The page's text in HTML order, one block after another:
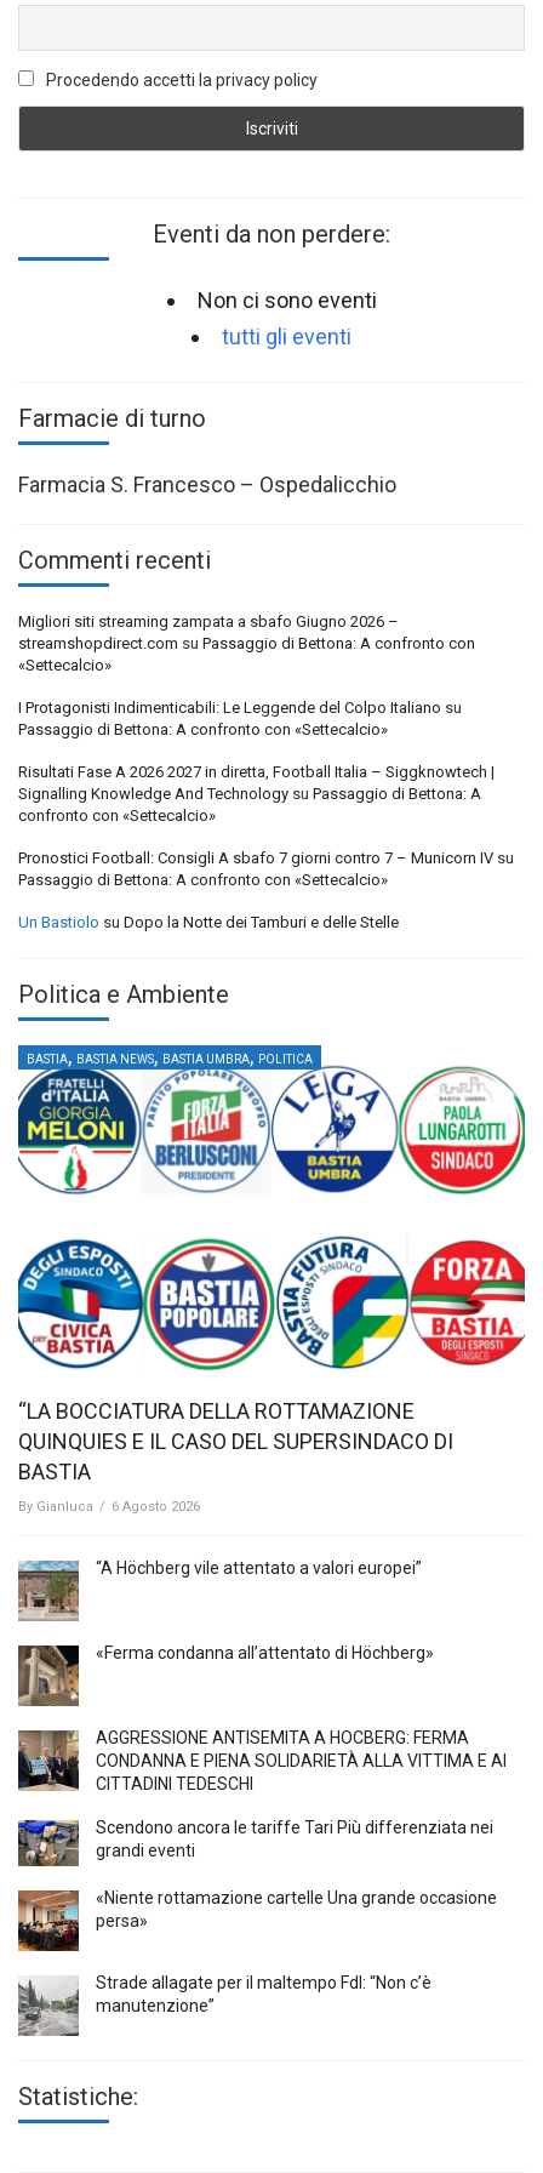
Procedendo accetti la privacy policy
Eventi da non perdere:
Non ci sono eventi
tutti gli eventi
Farmacie di turno
Farmacia S. Francesco – Ospedalicchio
Commenti recenti
Migliori siti streaming zampata a sbafo Giugno 2026 –
streamshopdirect.com su Passaggio di Bettona: A confronto con
«Settecalcio»
I Protagonisti Indimenticabili: Le Leggende del Colpo Italiano su
Passaggio di Bettona: A confronto con «Settecalcio»
Risultati Fase A 2026 2027 in diretta, Football Italia – Siggknowtech |
Signalling Knowledge And Technology su Passaggio di Bettona: A
confronto con «Settecalcio»
Pronostici Football: Consigli A sbafo 7 giorni contro 7 – Municorn IV su
Passaggio di Bettona: A confronto con «Settecalcio»
Un Bastiolo su Dopo la Notte dei Tamburi e delle Stelle
Politica e Ambiente
BASTIA, BASTIA NEWS, BASTIA UMBRA, POLITICA
“LA BOCCIATURA DELLA ROTTAMAZIONE
QUINQUIES E IL CASO DEL SUPERSINDACO DI
BASTIA
By Gianluca / 6 Agosto 2026
“A Höchberg vile attentato a valori europei”
«Ferma condanna all’attentato di Höchberg»
AGGRESSIONE ANTISEMITA A HÖCBERG: FERMA
CONDANNA E PIENA SOLIDARIETÀ ALLA VITTIMA E AI
CITTADINI TEDESCHI
Scendono ancora le tariffe Tari Più differenziata nei
grandi eventi
«Niente rottamazione cartelle Una grande occasione
persa»
Strade allagate per il maltempo FdI: “Non c’è
manutenzione”
Statistiche: